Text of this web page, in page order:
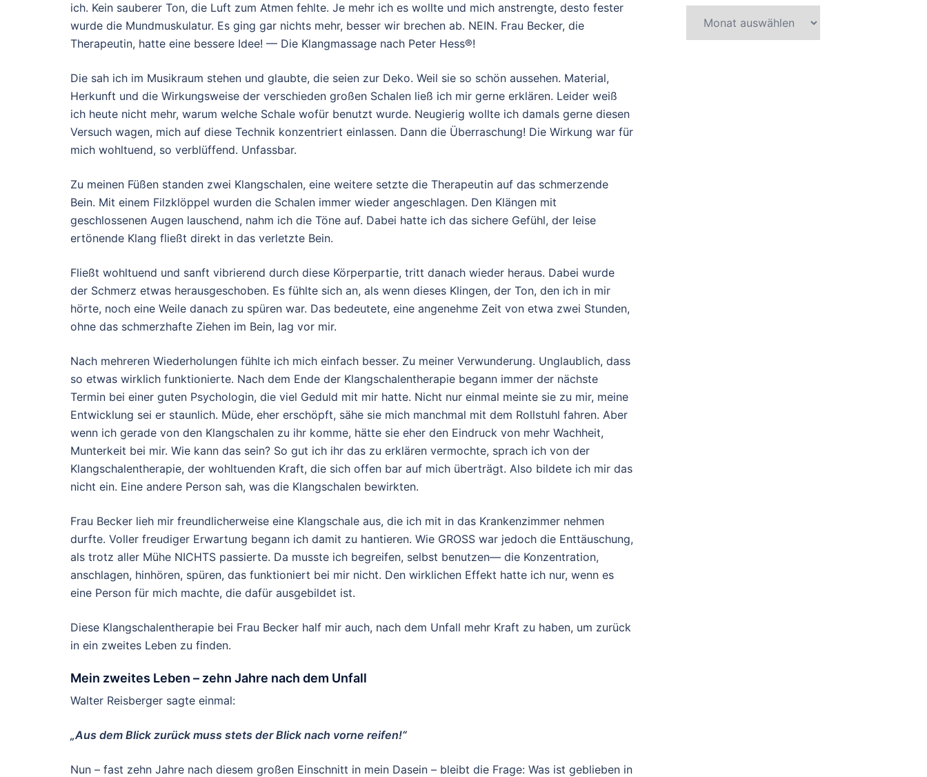
ich. Kein sauberer Ton, die Luft zum Atmen fehlte. Je mehr ich es wollte und mich anstrengte, desto fester
wurde die Mundmuskulatur. Es ging gar nichts mehr, besser wir brechen ab. NEIN. Frau Becker, die
Therapeutin, hatte eine bessere Idee! — Die Klangmassage nach Peter Hess®!
Die sah ich im Musikraum stehen und glaubte, die seien zur Deko. Weil sie so schön aussehen. Material,
Herkunft und die Wirkungsweise der verschieden großen Schalen ließ ich mir gerne erklären. Leider weiß
ich heute nicht mehr, warum welche Schale wofür benutzt wurde. Neugierig wollte ich damals gerne diesen
Versuch wagen, mich auf diese Technik konzentriert einlassen. Dann die Überraschung! Die Wirkung war für
mich wohltuend, so verblüffend. Unfassbar.
Zu meinen Füßen standen zwei Klangschalen, eine weitere setzte die Therapeutin auf das schmerzende
Bein. Mit einem Filzklöppel wurden die Schalen immer wieder angeschlagen. Den Klängen mit
geschlossenen Augen lauschend, nahm ich die Töne auf. Dabei hatte ich das sichere Gefühl, der leise
ertönende Klang fließt direkt in das verletzte Bein.
Fließt wohltuend und sanft vibrierend durch diese Körperpartie, tritt danach wieder heraus. Dabei wurde
der Schmerz etwas herausgeschoben. Es fühlte sich an, als wenn dieses Klingen, der Ton, den ich in mir
hörte, noch eine Weile danach zu spüren war. Das bedeutete, eine angenehme Zeit von etwa zwei Stunden,
ohne das schmerzhafte Ziehen im Bein, lag vor mir.
Nach mehreren Wiederholungen fühlte ich mich einfach besser. Zu meiner Verwunderung. Unglaublich, dass
so etwas wirklich funktionierte. Nach dem Ende der Klangschalentherapie begann immer der nächste
Termin bei einer guten Psychologin, die viel Geduld mit mir hatte. Nicht nur einmal meinte sie zu mir, meine
Entwicklung sei er staunlich. Müde, eher erschöpft, sähe sie mich manchmal mit dem Rollstuhl fahren. Aber
wenn ich gerade von den Klangschalen zu ihr komme, hätte sie eher den Eindruck von mehr Wachheit,
Munterkeit bei mir. Wie kann das sein? So gut ich ihr das zu erklären vermochte, sprach ich von der
Klangschalentherapie, der wohltuenden Kraft, die sich offen bar auf mich überträgt. Also bildete ich mir das
nicht ein. Eine andere Person sah, was die Klangschalen bewirkten.
Frau Becker lieh mir freundlicherweise eine Klangschale aus, die ich mit in das Krankenzimmer nehmen
durfte. Voller freudiger Erwartung begann ich damit zu hantieren. Wie GROSS war jedoch die Enttäuschung,
als trotz aller Mühe NICHTS passierte. Da musste ich begreifen, selbst benutzen— die Konzentration,
anschlagen, hinhören, spüren, das funktioniert bei mir nicht. Den wirklichen Effekt hatte ich nur, wenn es
eine Person für mich machte, die dafür ausgebildet ist.
Diese Klangschalentherapie bei Frau Becker half mir auch, nach dem Unfall mehr Kraft zu haben, um zurück
in ein zweites Leben zu finden.
Mein zweites Leben – zehn Jahre nach dem Unfall
Walter Reisberger sagte einmal:
„Aus dem Blick zurück muss stets der Blick nach vorne reifen!“
Nun – fast zehn Jahre nach diesem großen Einschnitt in mein Dasein – bleibt die Frage: Was ist geblieben in